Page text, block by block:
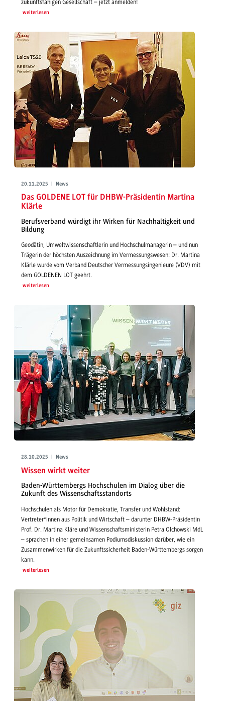
zukunftsfähigen Gesellschaft – jetzt anmelden!
weiterlesen
20.11.2025 | News
Das GOLDENE LOT für DHBW-Präsidentin Martina
Klärle
Berufsverband würdigt ihr Wirken für Nachhaltigkeit und
Bildung
Geodätin, Umweltwissenschaftlerin und Hochschulmanagerin – und nun
Trägerin der höchsten Auszeichnung im Vermessungswesen: Dr. Martina
Klärle wurde vom Verband Deutscher Vermessungsingenieure (VDV) mit
dem GOLDENEN LOT geehrt.
weiterlesen
28.10.2025 | News
Wissen wirkt weiter
Baden-Württembergs Hochschulen im Dialog über die
Zukunft des Wissenschaftsstandorts
Hochschulen als Motor für Demokratie, Transfer und Wohlstand:
Vertreter*innen aus Politik und Wirtschaft – darunter DHBW-Präsidentin
Prof. Dr. Martina Kläre und Wissenschaftsministerin Petra Olchowski MdL
– sprachen in einer gemeinsamen Podiumsdiskussion darüber, wie ein
Zusammenwirken für die Zukunftssicherheit Baden-Württembergs sorgen
kann.
weiterlesen